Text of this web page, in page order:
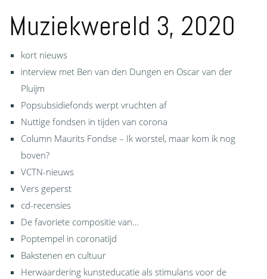
Muziekwereld 3, 2020
kort nieuws
interview met Ben van den Dungen en Oscar van der
Pluijm
Popsubsidiefonds werpt vruchten af
Nuttige fondsen in tijden van corona
Column Maurits Fondse – Ik worstel, maar kom ik nog
boven?
VCTN-nieuws
Vers geperst
cd-recensies
De favoriete compositie van…
Poptempel in coronatijd
Bakstenen en cultuur
Herwaardering kunsteducatie als stimulans voor de